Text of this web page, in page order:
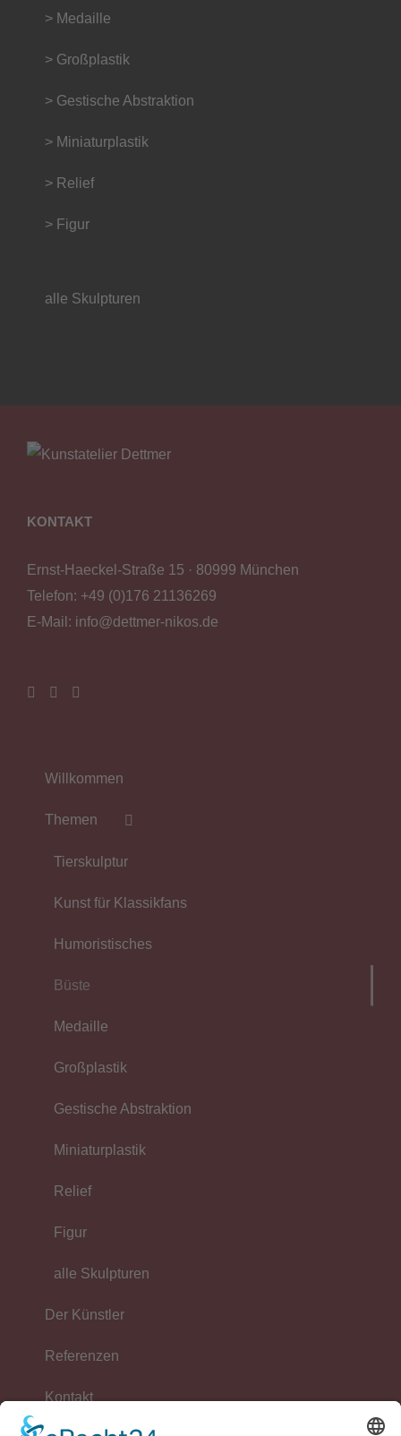
> Medaille
> Großplastik
> Gestische Abstraktion
> Miniaturplastik
> Relief
> Figur
alle Skulpturen
KONTAKT
Ernst-Haeckel-Straße 15 · 80999 München
Telefon: +49 (0)176 21136269
E-Mail: info@dettmer-nikos.de
Willkommen
Themen
Tierskulptur
Kunst für Klassikfans
Humoristisches
Büste
Medaille
Großplastik
Gestische Abstraktion
Miniaturplastik
Relief
Figur
alle Skulpturen
Der Künstler
Referenzen
Kontakt